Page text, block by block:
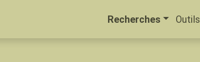
Recherches Outils